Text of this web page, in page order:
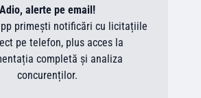
Adio, alerte pe email!
primești notificări cu licitațiile
pe telefon, plus acces la
completă și analiza
concurenților.